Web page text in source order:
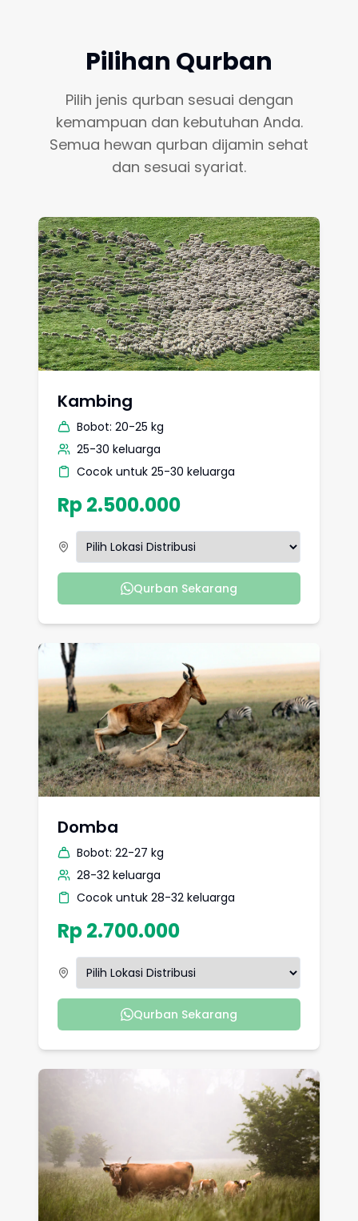
Pilihan Qurban
Pilih jenis qurban sesuai dengan
kemampuan dan kebutuhan Anda.
Semua hewan qurban dijamin sehat
dan sesuai syariat.
Kambing
Bobot: 20-25 kg
25-30 keluarga
Cocok untuk 25-30 keluarga
Rp 2.500.000
Qurban Sekarang
Domba
Bobot: 22-27 kg
28-32 keluarga
Cocok untuk 28-32 keluarga
Rp 2.700.000
Qurban Sekarang